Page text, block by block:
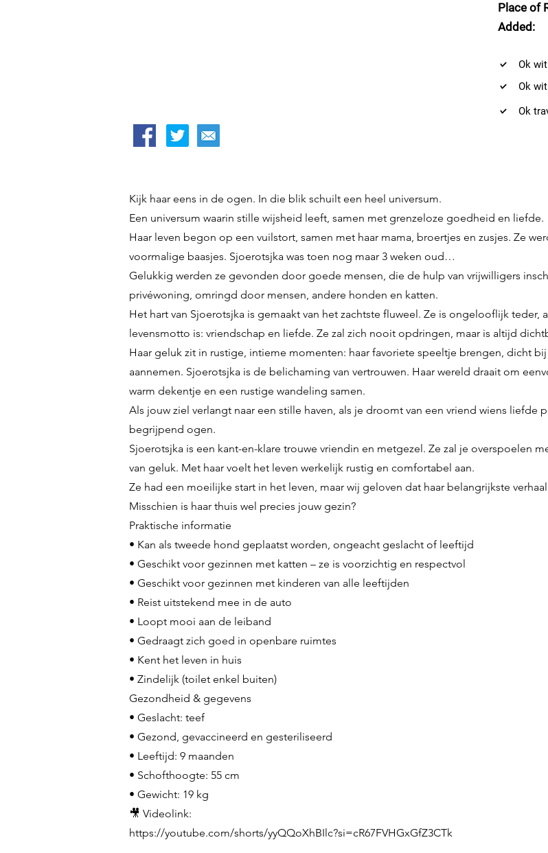
Place of
Added:
Ok
Ok
Ok
Kijk haar eens in de ogen. In die blik schuilt een heel universum.
Een universum waarin stille wijsheid leeft, samen met grenzeloze goedheid en liefde.
Haar leven begon op een vuilstort, samen met haar mama, broertjes en zusjes. Ze
voormalige baasjes. Sjoerotsjka was toen nog maar 3 weken oud…
Gelukkig werden ze gevonden door goede mensen, die de hulp van vrijwilligers
privéwoning, omringd door mensen, andere honden en katten.
Het hart van Sjoerotsjka is gemaakt van het zachtste fluweel. Ze is ongelooflijk
levensmotto is: vriendschap en liefde. Ze zal zich nooit opdringen, maar is altijd
Haar geluk zit in rustige, intieme momenten: haar favoriete speeltje brengen, dicht
aannemen. Sjoerotsjka is de belichaming van vertrouwen. Haar wereld draait om
warm dekentje en een rustige wandeling samen.
Als jouw ziel verlangt naar een stille haven, als je droomt van een vriend wiens liefde
begrijpend ogen.
Sjoerotsjka is een kant-en-klare trouwe vriendin en metgezel. Ze zal je overspoelen
van geluk. Met haar voelt het leven werkelijk rustig en comfortabel aan.
Ze had een moeilijke start in het leven, maar wij geloven dat haar belangrijkste
Misschien is haar thuis wel precies jouw gezin?
Praktische informatie
• Kan als tweede hond geplaatst worden, ongeacht geslacht of leeftijd
• Geschikt voor gezinnen met katten – ze is voorzichtig en respectvol
• Geschikt voor gezinnen met kinderen van alle leeftijden
• Reist uitstekend mee in de auto
• Loopt mooi aan de leiband
• Gedraagt zich goed in openbare ruimtes
• Kent het leven in huis
• Zindelijk (toilet enkel buiten)
Gezondheid & gegevens
• Geslacht: teef
• Gezond, gevaccineerd en gesteriliseerd
• Leeftijd: 9 maanden
• Schofthoogte: 55 cm
• Gewicht: 19 kg
🎥 Videolink:
https://youtube.com/shorts/yyQQoXhBIlc?si=cR67FVHGxGfZ3CTk